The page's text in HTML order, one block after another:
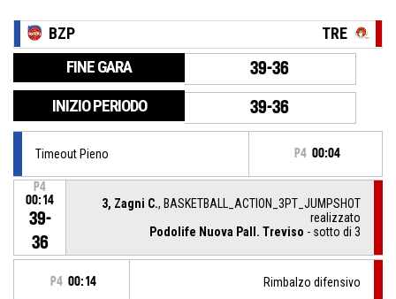
BZP TRE
FINE GARA 39-36
INIZIO PERIODO 39-36
Timeout Pieno P4 00:04
P4
00:14
39-
36
3, Zagni C., BASKETBALL_ACTION_3PT_JUMPSHOT
realizzato
Podolife Nuova Pall. Treviso - sotto di 3
P4 00:14 Rimbalzo difensivo